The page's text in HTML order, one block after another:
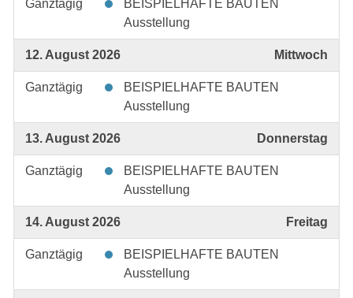
Ganztägig
BEISPIELHAFTE BAUTEN
Ausstellung
12. August 2026 Mittwoch
Ganztägig
BEISPIELHAFTE BAUTEN
Ausstellung
13. August 2026 Donnerstag
Ganztägig
BEISPIELHAFTE BAUTEN
Ausstellung
14. August 2026 Freitag
Ganztägig
BEISPIELHAFTE BAUTEN
Ausstellung